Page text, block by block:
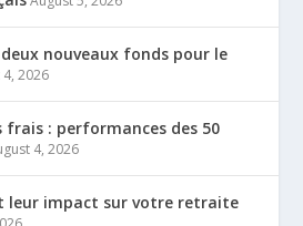
nouveaux fonds pour le
2026
: performances des 50
4, 2026
leur impact sur votre retraite